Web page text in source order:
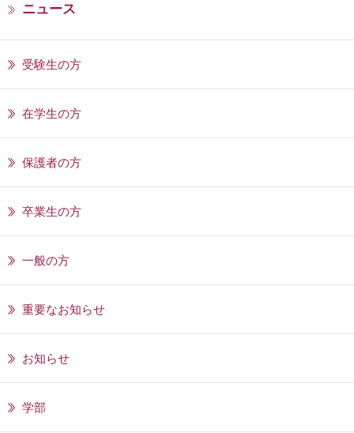
ニュース
受験生の方
在学生の方
保護者の方
卒業生の方
一般の方
重要なお知らせ
お知らせ
学部